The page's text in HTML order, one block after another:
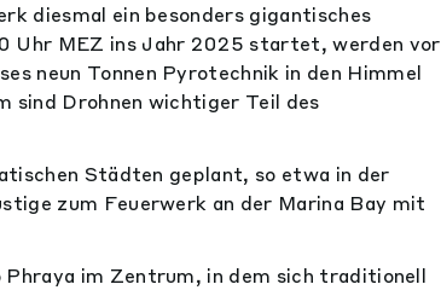
diesmal ein besonders gigantisches
Uhr MEZ ins Jahr 2025 startet, werden vor
neun Tonnen Pyrotechnik in den Himmel
sind Drohnen wichtiger Teil des
Städten geplant, so etwa in der
zum Feuerwerk an der Marina Bay mit
im Zentrum, in dem sich traditionell